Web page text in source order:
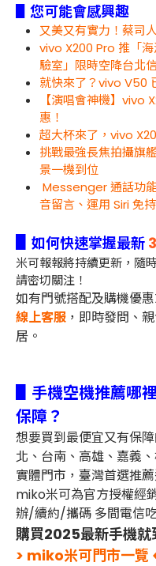
▋您可能會感興趣
又美又有實力！蔡司
vivo X200 Pro 推「
驗室」限時空降台北
就快來了？vivo V50
【演唱會神機】vivo
惠！
超大杯來了，vivo
挑戰最強長焦拍攝旗
景一機到位
Messenger 通話功
音留言、運用 Siri 免
如何快速掌握最新
米可報報將持續更新，隨
請密切關注！
如有門號搭配及購機優
線上客服 ，即時發問、
居。
▋手機空機推薦哪
保障？
想要買到最便宜又有保
北、台南、高雄、嘉義
實體門市，臺灣首選推薦
miko米可為官方授權經
辦/續約/攜碼 多間電信
購買2025最新手機就
> miko米可門市一覽